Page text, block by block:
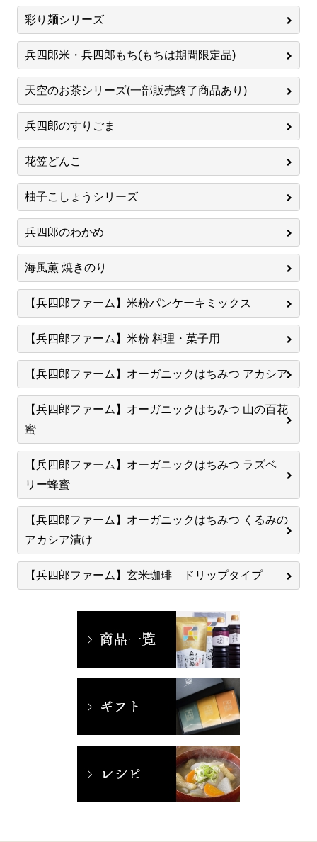
彩り麺シリーズ
兵四郎米・兵四郎もち(もちは期間限定品)
天空のお茶シリーズ(一部販売終了商品あり)
兵四郎のすりごま
花笠どんこ
柚子こしょうシリーズ
兵四郎のわかめ
海風薫 焼きのり
【兵四郎ファーム】米粉パンケーキミックス
【兵四郎ファーム】米粉 料理・菓子用
【兵四郎ファーム】オーガニックはちみつ アカシア
【兵四郎ファーム】オーガニックはちみつ 山の百花
蜜
【兵四郎ファーム】オーガニックはちみつ ラズベ
リー蜂蜜
【兵四郎ファーム】オーガニックはちみつ くるみの
アカシア漬け
【兵四郎ファーム】玄米珈琲 ドリップタイプ